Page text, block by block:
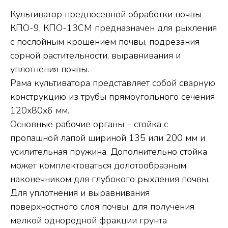
Культиватор предпосевной обработки почвы
КПО-9, КПО-13СМ предназначен для рыхления
с послойным крошением почвы, подрезания
сорной растительности, выравнивания и
уплотнения почвы.
Рама культиватора представляет собой сварную
конструкцию из трубы прямоугольного сечения
120х80х6 мм.
Основные рабочие органы – стойка с
пропашной лапой шириной 135 или 200 мм и
усилительная пружина. Дополнительно стойка
может комплектоваться долотообразным
наконечником для глубокого рыхления почвы.
Для уплотнения и выравнивания
поверхностного слоя почвы, для получения
мелкой однородной фракции грунта